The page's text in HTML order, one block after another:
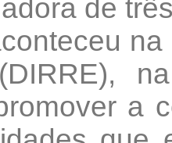
de
(DIRRE),
a